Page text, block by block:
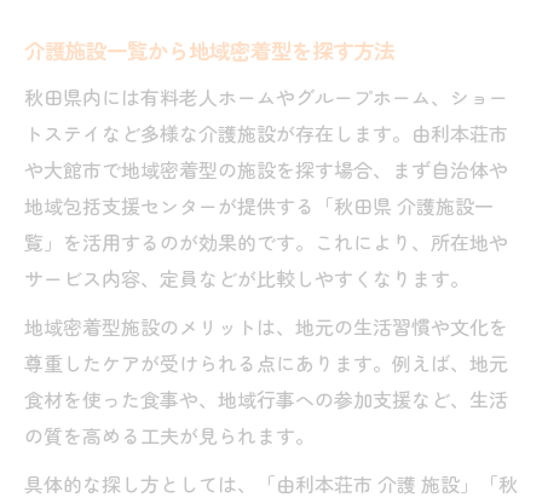
介護施設一覧から地域密着型を探す方法
秋田県内には有料老人ホームやグループホーム、ショー
トステイなど多様な介護施設が存在します。由利本荘市
や大館市で地域密着型の施設を探す場合、まず自治体や
地域包括支援センターが提供する「秋田県 介護施設一
覧」を活用するのが効果的です。これにより、所在地や
サービス内容、定員などが比較しやすくなります。
地域密着型施設のメリットは、地元の生活習慣や文化を
尊重したケアが受けられる点にあります。例えば、地元
食材を使った食事や、地域行事への参加支援など、生活
の質を高める工夫が見られます。
具体的な探し方としては、「由利本荘市 介護 施設」「秋